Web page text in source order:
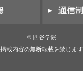
© 四谷学院
掲載内容の無断転載を禁じます